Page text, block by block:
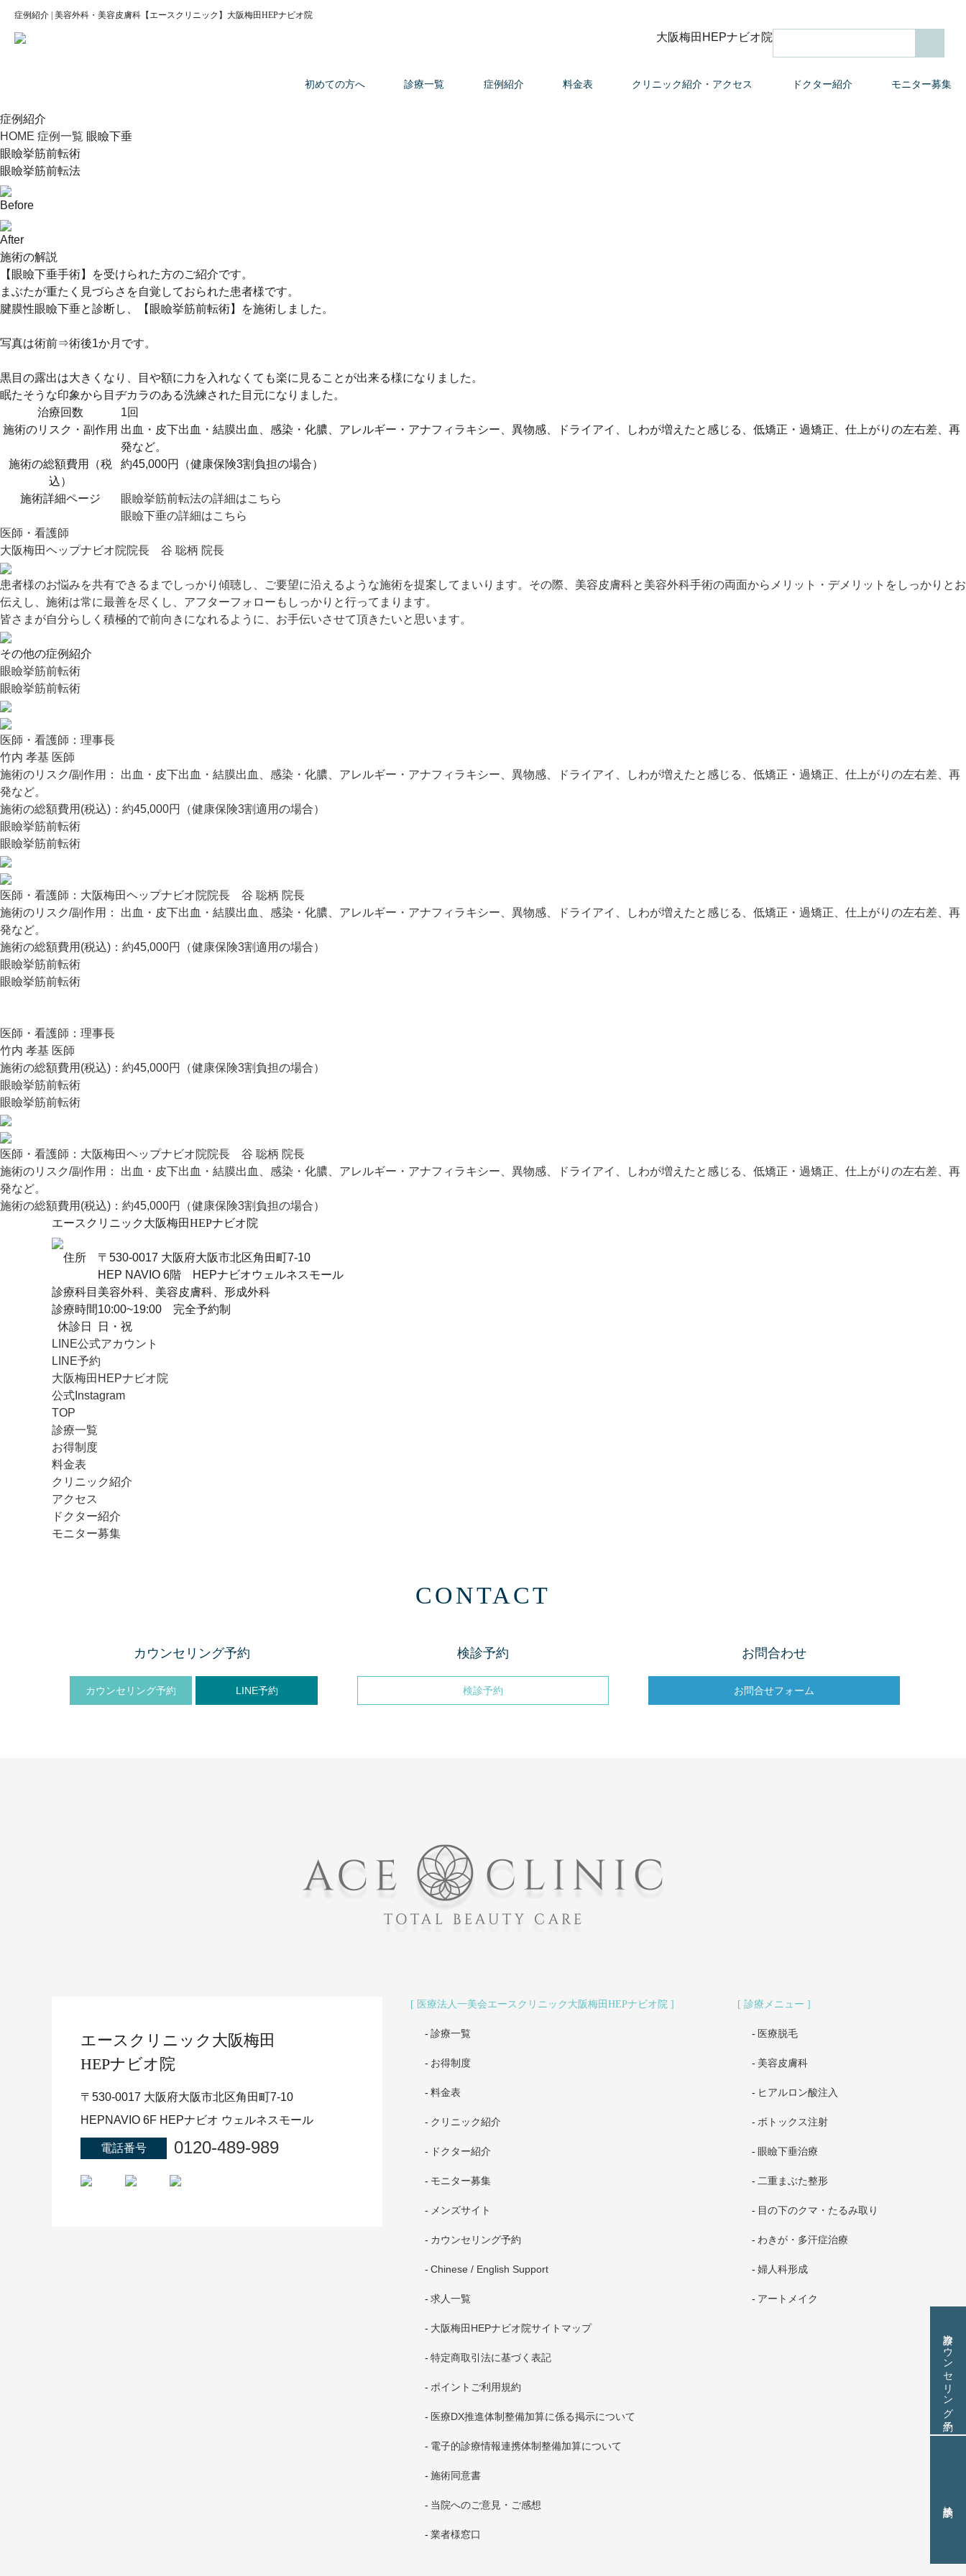
症例紹介 | 美容外科・美容皮膚科【エースクリニック】大阪梅田HEPナビオ院
大阪梅田HEPナビオ院
初めての方へ 診療一覧 症例紹介 料金表 クリニック紹介・アクセス ドクター紹介 モニター募集
症例紹介
HOME 症例一覧 眼瞼下垂
眼瞼挙筋前転術
眼瞼挙筋前転法
Before
After
施術の解説
【眼瞼下垂手術】を受けられた方のご紹介です。
まぶたが重たく見づらさを自覚しておられた患者様です。
腱膜性眼瞼下垂と診断し、【眼瞼挙筋前転術】を施術しました。
写真は術前⇒術後1か月です。
黒目の露出は大きくなり、目や額に力を入れなくても楽に見ることが出来る様になりました。
眠たそうな印象から目ヂカラのある洗練された目元になりました。 ⁡
治療回数
1回
施術のリスク・副作用 出血・皮下出血・結膜出血、感染・化膿、アレルギー・アナフィラキシー、異物感、ドライアイ、しわが増えたと感じる、低矯正・過矯正、仕上がりの左右差、再
発など。
施術の総額費用（税
込）
約45,000円（健康保険3割負担の場合）
施術詳細ページ
眼瞼挙筋前転法の詳細はこちら
眼瞼下垂の詳細はこちら
医師・看護師
大阪梅田ヘップナビオ院院長 谷 聡柄 院長
患者様のお悩みを共有できるまでしっかり傾聴し、ご要望に沿えるような施術を提案してまいります。その際、美容皮膚科と美容外科手術の両面からメリット・デメリットをしっかりとお
伝えし、施術は常に最善を尽くし、アフターフォローもしっかりと行ってまります。
皆さまが自分らしく積極的で前向きになれるように、お手伝いさせて頂きたいと思います。
その他の症例紹介
眼瞼挙筋前転術
眼瞼挙筋前転術
医師・看護師： 理事長
竹内 孝基 医師
施術のリスク/副作用：
出血・皮下出血・結膜出血、感染・化膿、アレルギー・アナフィラキシー、異物感、ドライアイ、しわが増えたと感じる、低矯正・過矯正、仕上がりの左右差、再
発など。
施術の総額費用(税込)： 約45,000円（健康保険3割適用の場合）
眼瞼挙筋前転術
眼瞼挙筋前転術
医師・看護師： 大阪梅田ヘップナビオ院院長 谷 聡柄 院長
施術のリスク/副作用：
出血・皮下出血・結膜出血、感染・化膿、アレルギー・アナフィラキシー、異物感、ドライアイ、しわが増えたと感じる、低矯正・過矯正、仕上がりの左右差、再
発など。
施術の総額費用(税込)： 約45,000円（健康保険3割適用の場合）
眼瞼挙筋前転術
眼瞼挙筋前転術
医師・看護師： 理事長
竹内 孝基 医師
施術の総額費用(税込)： 約45,000円（健康保険3割負担の場合）
眼瞼挙筋前転術
眼瞼挙筋前転術
医師・看護師： 大阪梅田ヘップナビオ院院長 谷 聡柄 院長
施術のリスク/副作用：
出血・皮下出血・結膜出血、感染・化膿、アレルギー・アナフィラキシー、異物感、ドライアイ、しわが増えたと感じる、低矯正・過矯正、仕上がりの左右差、再
発など。
施術の総額費用(税込)： 約45,000円（健康保険3割負担の場合）
エースクリニック大阪梅田HEPナビオ院
住所
〒530-0017 大阪府大阪市北区角田町7-10
HEP NAVIO 6階 HEPナビオウェルネスモール
診療科目 美容外科、美容皮膚科、形成外科
診療時間10:00~19:00 完全予約制
休診日
日・祝
LINE公式アカウント
LINE予約
大阪梅田HEPナビオ院
公式Instagram
TOP
診療一覧
お得制度
料金表
クリニック紹介
アクセス
ドクター紹介
モニター募集
CONTACT
カウンセリング予約
カウンセリング予約 LINE予約
検診予約
検診予約
お問合わせ
お問合せフォーム
エースクリニック 大阪梅田
HEPナビオ院
〒530-0017 大阪府大阪市北区角田町7-10
HEPNAVIO 6F HEPナビオ ウェルネスモール
電話番号 0120-489-989
医療法人一美会エースクリニック大阪梅田HEPナビオ院
診療一覧
お得制度
料金表
クリニック紹介
ドクター紹介
モニター募集
メンズサイト
カウンセリング予約
Chinese / English Support
求人一覧
大阪梅田HEPナビオ院サイトマップ
特定商取引法に基づく表記
ポイントご利用規約
医療DX推進体制整備加算に係る掲示について
電子的診療情報連携体制整備加算について
施術同意書
当院へのご意見・ご感想
業者様窓口
診療メニュー
医療脱毛
美容皮膚科
ヒアルロン酸注入
ボトックス注射
眼瞼下垂治療
二重まぶた整形
目の下のクマ・たるみ取り
わきが・多汗症治療
婦人科形成
アートメイク
診察カウンセリング予約